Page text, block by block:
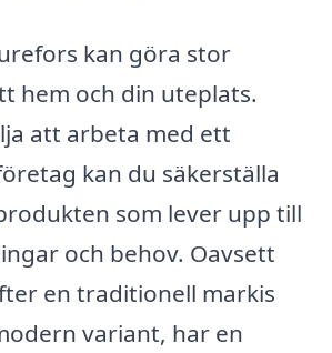
kan göra stor
hem och din uteplats.
att arbeta med ett
kan du säkerställa
som lever upp till
och behov. Oavsett
en traditionell markis
variant, har en